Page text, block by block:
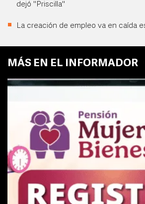
dejó "Priscilla"
La creación de empleo va en caída
MÁS EN EL INFORMADOR